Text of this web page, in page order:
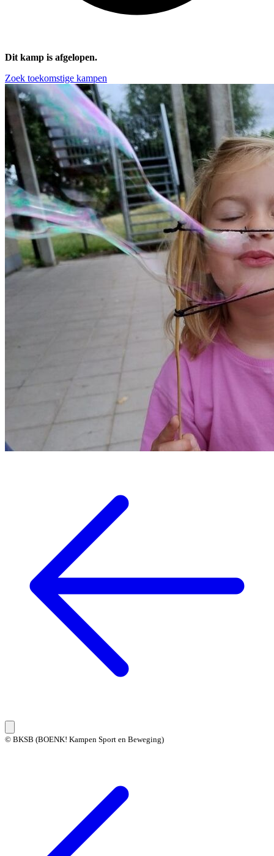
Dit kamp is afgelopen.
Zoek toekomstige kampen
© BKSB (BOENK! Kampen Sport en Beweging)